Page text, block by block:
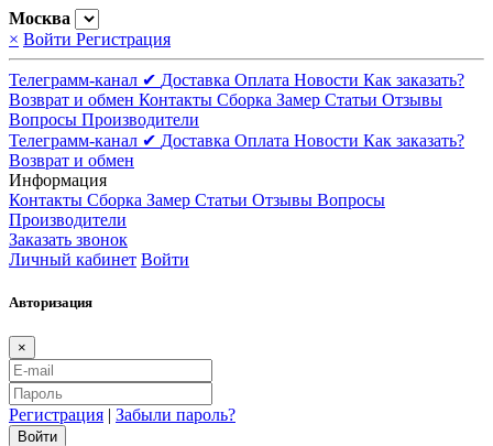
Москва
× Войти Регистрация
Телеграмм-канал ✔ Доставка Оплата Новости Как заказать?
Возврат и обмен Контакты Сборка Замер Статьи Отзывы
Вопросы Производители
Телеграмм-канал ✔ Доставка Оплата Новости Как заказать?
Возврат и обмен
Информация
Контакты Сборка Замер Статьи Отзывы Вопросы
Производители
Заказать звонок
Личный кабинет Войти
Авторизация
×
Регистрация | Забыли пароль?
Войти